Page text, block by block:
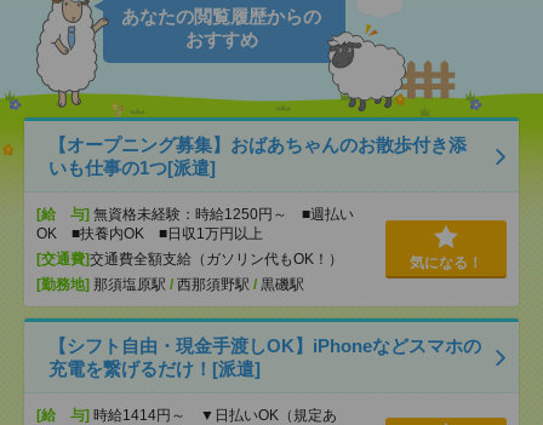
あなたの閲覧履歴からの
おすすめ
【オープニング募集】おばあちゃんのお散歩付き添
いも仕事の1つ[派遣]
[給 与] 無資格未経験：時給1250円～ ■週払い
OK ■扶養内OK ■日収1万円以上
[交通費]交通費全額支給（ガソリン代もOK！）
[勤務地] 那須塩原駅 / 西那須野駅 / 黒磯駅
気になる！
【シフト自由・現金手渡しOK】iPhoneなどスマホの
充電を繋げるだけ！[派遣]
[給 与] 時給1414円～ ▼日払いOK（規定あ